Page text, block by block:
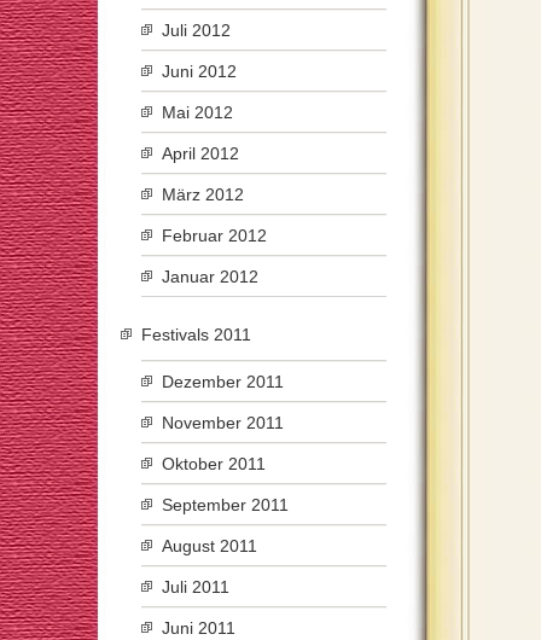
Juli 2012
Juni 2012
Mai 2012
April 2012
März 2012
Februar 2012
Januar 2012
Festivals 2011
Dezember 2011
November 2011
Oktober 2011
September 2011
August 2011
Juli 2011
Juni 2011